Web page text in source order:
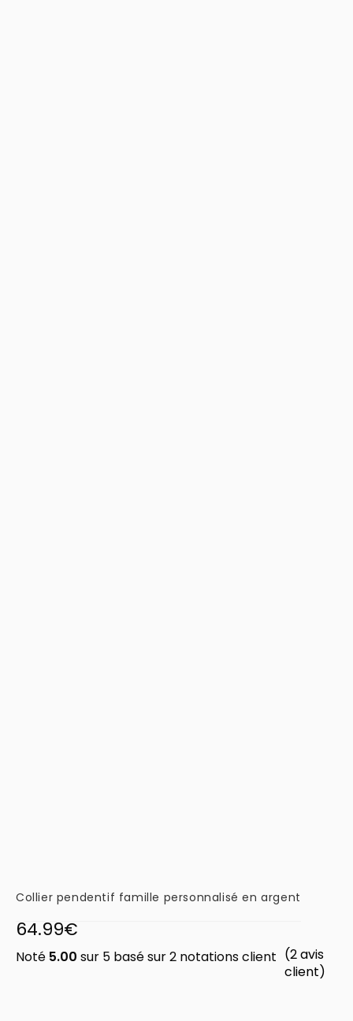
Collier pendentif famille personnalisé en argent
64.99€
Noté 5.00 sur 5 basé sur2 notations client (2avis
client)